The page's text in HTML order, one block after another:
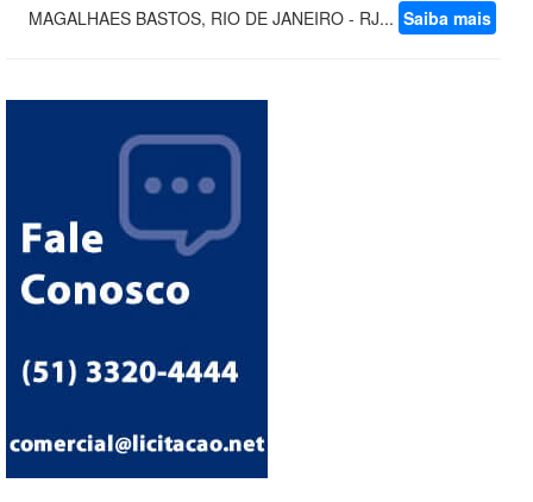
MAGALHAES BASTOS, RIO DE JANEIRO - RJ... Saiba mais